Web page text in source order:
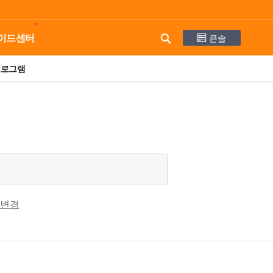
콘솔
드센터
그램
경